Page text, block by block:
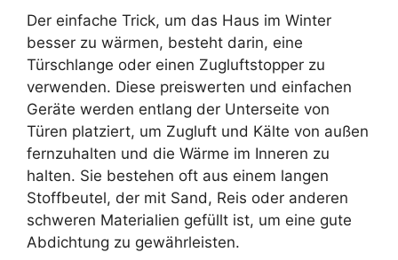
Der einfache Trick, um das Haus im Winter
besser zu wärmen, besteht darin, eine
Türschlange oder einen Zugluftstopper zu
verwenden. Diese preiswerten und einfachen
Geräte werden entlang der Unterseite von
Türen platziert, um Zugluft und Kälte von außen
fernzuhalten und die Wärme im Inneren zu
halten. Sie bestehen oft aus einem langen
Stoffbeutel, der mit Sand, Reis oder anderen
schweren Materialien gefüllt ist, um eine gute
Abdichtung zu gewährleisten.